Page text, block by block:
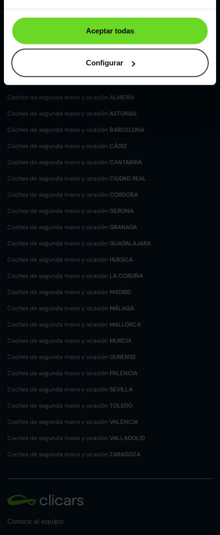
Aceptar todas
Configurar
Coches de segunda mano y ocasión por
localización
Coches de segunda mano y ocasiónALBACETE
Coches de segunda mano y ocasión ALMERÍA
Coches de segunda mano y ocasión ASTURIAS
Coches de segunda mano y ocasión BARCELONA
Coches de segunda mano y ocasión CÁDIZ
Coches de segunda mano y ocasión CANTABRIA
Coches de segunda mano y ocasión CIUDAD REAL
Coches de segunda mano y ocasión CÓRDOBA
Coches de segunda mano y ocasión GERONA
Coches de segunda mano y ocasión GRANADA
Coches de segunda mano y ocasión GUADALAJARA
Coches de segunda mano y ocasión HUESCA
Coches de segunda mano y ocasión LA CORUÑA
Coches de segunda mano y ocasión MADRID
Coches de segunda mano y ocasión MÁLAGA
Coches de segunda mano y ocasión MALLORCA
Coches de segunda mano y ocasión MURCIA
Coches de segunda mano y ocasión OURENSE
Coches de segunda mano y ocasión PALENCIA
Coches de segunda mano y ocasión SEVILLA
Coches de segunda mano y ocasión TOLEDO
Coches de segunda mano y ocasión VALENCIA
Coches de segunda mano y ocasión VALLADOLID
Coches de segunda mano y ocasión ZARAGOZA
Conoce al equipo